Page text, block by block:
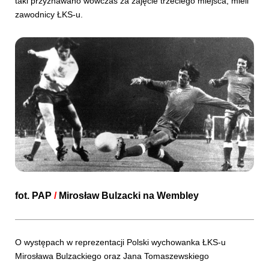
zawodnicy ŁKS-u.
fot. PAP / Mirosław Bulzacki na Wembley
O występach w reprezentacji Polski wychowanka ŁKS-u
Mirosława Bulzackiego oraz Jana Tomaszewskiego